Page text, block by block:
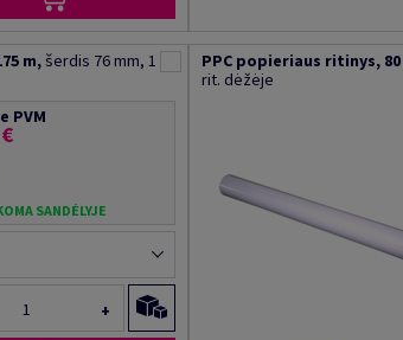
m,šerdis 76 mm, 1
PVM
SANDĖLYJE
+
PPC popieriaus ritinys, 80
rit. dėžėje